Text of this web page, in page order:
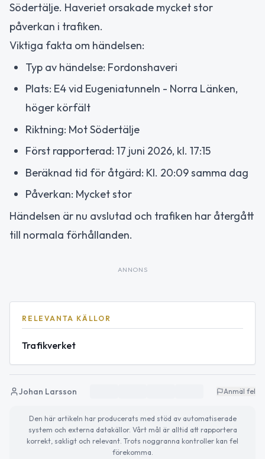
Södertälje. Haveriet orsakade mycket stor
påverkan i trafiken.
Viktiga fakta om händelsen:
Typ av händelse: Fordonshaveri
Plats: E4 vid Eugeniatunneln - Norra Länken,
höger körfält
Riktning: Mot Södertälje
Först rapporterad: 17 juni 2026, kl. 17:15
Beräknad tid för åtgärd: Kl. 20:09 samma dag
Påverkan: Mycket stor
Händelsen är nu avslutad och trafiken har återgått
till normala förhållanden.
ANNONS
RELEVANTA KÄLLOR
Trafikverket
Johan Larsson Anmäl fel
Den här artikeln har producerats med stöd av automatiserade
system och externa datakällor. Vårt mål är alltid att rapportera
korrekt, sakligt och relevant. Trots noggranna kontroller kan fel
förekomma.